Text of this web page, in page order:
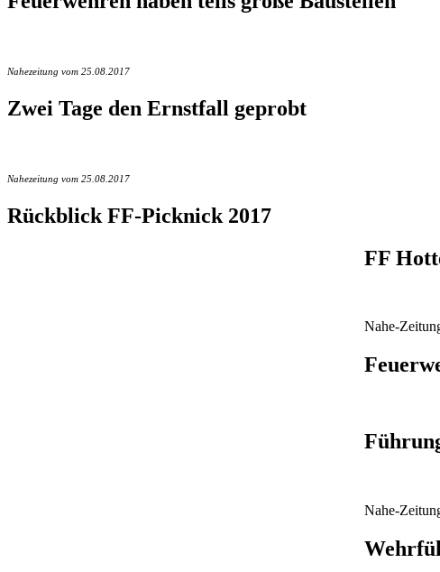
Nahezeitung vom 25.08.2017
Zwei Tage den Ernstfall geprobt
Nahezeitung vom 25.08.2017
Rückblick FF-Picknick 2017
FF
Nahe-
Nahe-